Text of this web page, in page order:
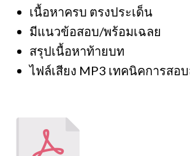
เนื้อหาครบ ตรงประเด็น
มีแนวข้อสอบ/พร้อมเฉลย
สรุปเนื้อหาท้ายบท
ไฟล์เสียง MP3 เทคนิคการส